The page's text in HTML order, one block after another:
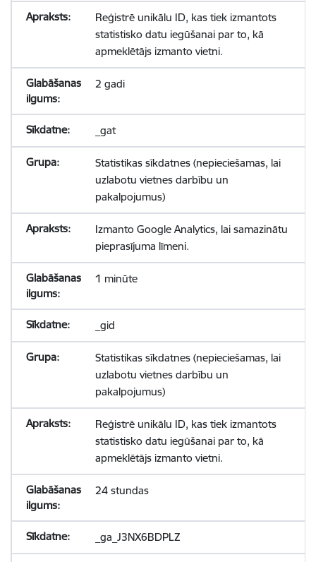
Reģistrē unikālu ID, kas tiek izmantots
statistisko datu iegūšanai par to, kā
apmeklētājs izmanto vietni.
2 gadi
_gat
Statistikas sīkdatnes (nepieciešamas, lai
uzlabotu vietnes darbību un
pakalpojumus)
Izmanto Google Analytics, lai samazinātu
pieprasījuma līmeni.
1 minūte
_gid
Statistikas sīkdatnes (nepieciešamas, lai
uzlabotu vietnes darbību un
pakalpojumus)
Reģistrē unikālu ID, kas tiek izmantots
statistisko datu iegūšanai par to, kā
apmeklētājs izmanto vietni.
24 stundas
_ga_J3NX6BDPLZ